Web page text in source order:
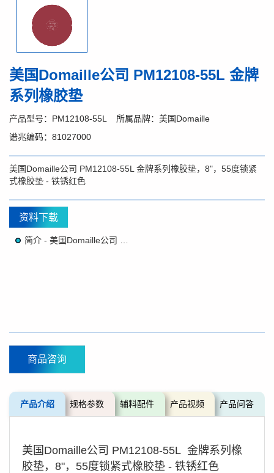
美国Domaille公司 PM12108-55L 金牌
系列橡胶垫
产品型号：PM12108-55L
所属品牌：美国Domaille
谱兆编码：81027000
美国Domaille公司 PM12108-55L 金牌系列橡胶垫，8"，55度锁紧
式橡胶垫 - 铁锈红色
资料下载
商品咨询
产品介绍 规格参数 辅料配件 产品视频 产品问答
美国Domaille公司 PM12108-55L 金牌系列橡
胶垫，8"，55度锁紧式橡胶垫 - 铁锈红色